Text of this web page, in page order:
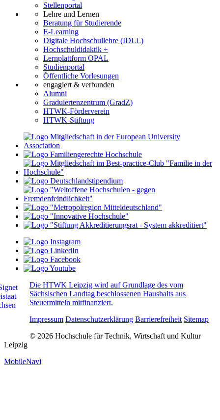
Stellenportal
Lehre und Lernen
Beratung für Studierende
E-Learning
Digitale Hochschullehre (IDLL)
Hochschuldidaktik +
Lernplattform OPAL
Studienportal
Öffentliche Vorlesungen
engagiert & verbunden
Alumni
Graduiertenzentrum (GradZ)
HTWK-Förderverein
HTWK-Stiftung
Die HTWK Leipzig wird auf Grundlage des vom
Sächsischen Landtag beschlossenen Haushalts aus
Steuermitteln mitfinanziert.
Impressum Datenschutzerklärung Barrierefreiheit Sitemap
© 2026 Hochschule für Technik, Wirtschaft und Kultur
Leipzig
MobileNavi